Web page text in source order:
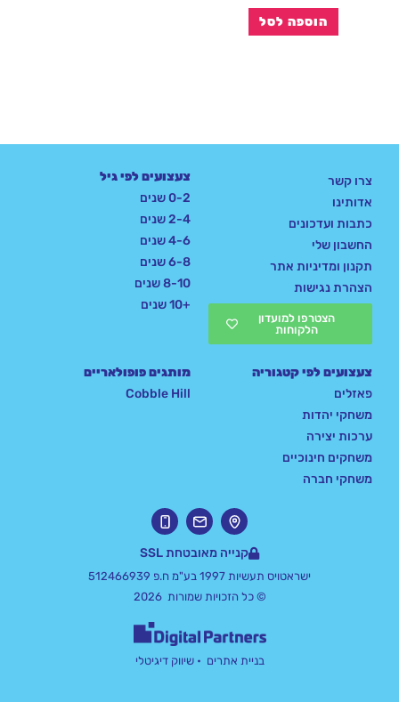
הוספה לסל
צרו קשר
אדותינו
כתבות ועדכונים
החשבון שלי
תקנון ומדיניות אתר
הצהרת נגישות
הצטרפו למועדון
הלקוחות
צעצועים לפי גיל
0-2 שנים
2-4 שנים
4-6 שנים
6-8 שנים
8-10 שנים
+10 שנים
צעצועים לפי קטגוריה
פאזלים
משחקי יהדות
ערכות יצירה
משחקים חינוכיים
משחקי חברה
מותגים פופולאריים
Cobble Hill
קנייה מאובטחת SSL
ישראטויס תעשיות 1997 בע"מ ח.פ 512466939
© כל הזכויות שמורות 2026
בניית אתרים • שיווק דיגיטלי